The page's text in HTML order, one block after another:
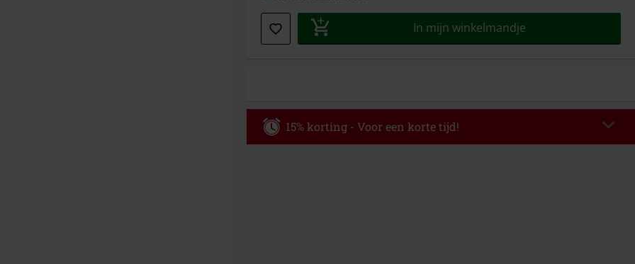
je
maat
In mijn winkelmandje
15% korting - Voor een korte tijd!